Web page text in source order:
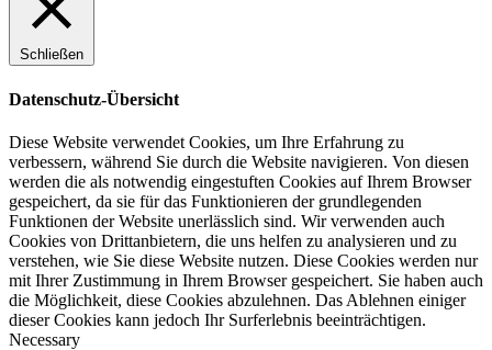
Schließen
Datenschutz-Übersicht
Diese Website verwendet Cookies, um Ihre Erfahrung zu
verbessern, während Sie durch die Website navigieren. Von diesen
werden die als notwendig eingestuften Cookies auf Ihrem Browser
gespeichert, da sie für das Funktionieren der grundlegenden
Funktionen der Website unerlässlich sind. Wir verwenden auch
Cookies von Drittanbietern, die uns helfen zu analysieren und zu
verstehen, wie Sie diese Website nutzen. Diese Cookies werden nur
mit Ihrer Zustimmung in Ihrem Browser gespeichert. Sie haben auch
die Möglichkeit, diese Cookies abzulehnen. Das Ablehnen einiger
dieser Cookies kann jedoch Ihr Surferlebnis beeinträchtigen.
Necessary